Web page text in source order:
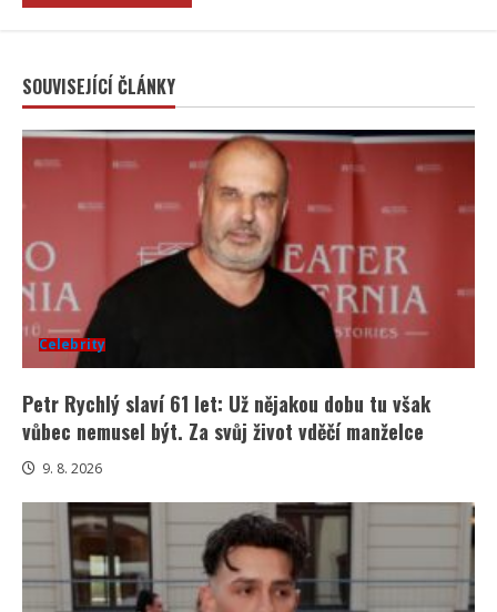
SOUVISEJÍCÍ ČLÁNKY
Celebrity
Petr Rychlý slaví 61 let: Už nějakou dobu tu však
vůbec nemusel být. Za svůj život vděčí manželce
9. 8. 2026